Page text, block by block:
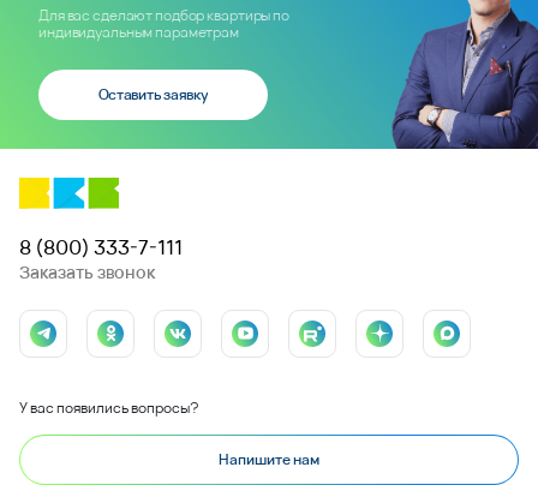
Для вас сделают подбор квартиры по
индивидуальным параметрам
Оставить заявку
8 (800) 333-7-111
Заказать звонок
У вас появились вопросы?
Напишите нам